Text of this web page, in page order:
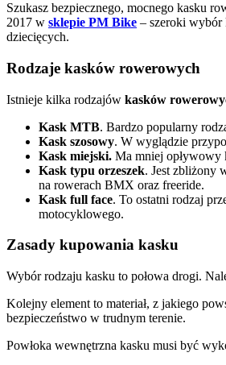
Szukasz bezpiecznego, mocnego kasku
2017 w sklepie PM Bike – szeroki wybór
dziecięcych.
Rodzaje kasków rowerowych
Istnieje kilka rodzajów kasków
Kask MTB. Bardzo popularny
Kask szosowy. W wyglądzie
Kask miejski. Ma mniej opływowy
Kask typu orzeszek. Jest zbliżony
na rowerach BMX oraz freeride.
Kask full face. To ostatni rodzaj
motocyklowego.
Zasady kupowania kasku
Wybór rodzaju kasku to połowa drogi.
Kolejny element to materiał, z jakiego
bezpieczeństwo w trudnym terenie.
Powłoka wewnętrzna kasku musi być